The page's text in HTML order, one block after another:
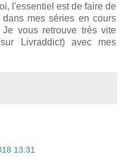
l'essentiel est de faire de
mes séries en cours
vous retrouve très vite
Livraddict) avec mes
13:31